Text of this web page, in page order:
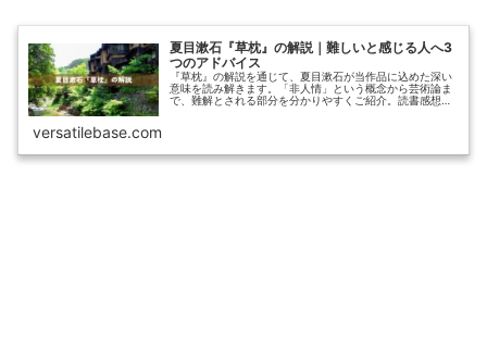
夏目漱石『草枕』の解説｜難しいと感じる人へ3
つのアドバイス
『草枕』の解説を通じて、夏目漱石が当作品に込めた深い
意味を読み解きます。「非人情」という概念から芸術論ま
で、難解とされる部分を分かりやすくご紹介。読書感想文
versatilebase.com